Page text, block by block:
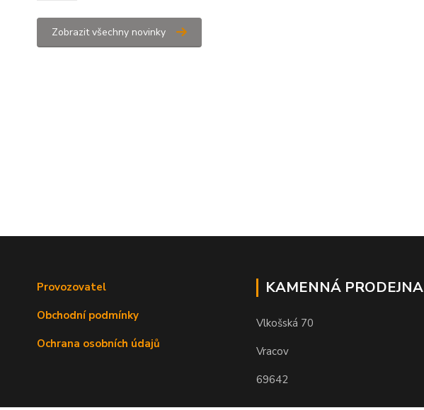
Zobrazit všechny novinky
Provozovatel
Obchodní podmínky
Ochrana osobních údajů
KAMENNÁ PRODEJNA
Vlkošská 70
Vracov
69642